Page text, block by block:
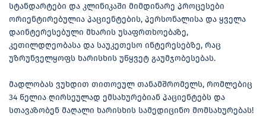
სტანდარტები და კლინიკაში მიმდინარე პროცესები
ორიენტირებულია პაციენტების, პერსონალისა და ყველა
დაინტერესებული მხარის უსაფრთხოებაზე,
კეთილდღეობასა და საუკეთესო ინტერესებზე, რაც
უზრუნველყოფს ხარისხის უწყვეტ გაუმჯობესებას.
მადლობას ვუხდით თითოეულ თანამშრომელს, რომლებიც
34 წელია ღირსეულად ემსახურებიან პაციენტებს და
სთავაზობენ მაღალი ხარისხის სამედიცინო მომსახურებას!